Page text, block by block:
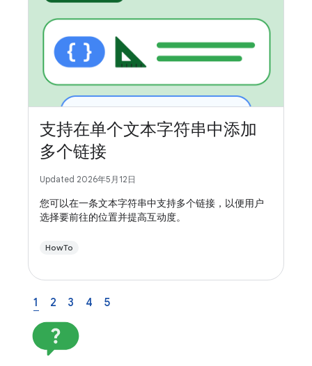
支持在单个文本字符串中添加
多个链接
Updated 2026年5月12日
您可以在一条文本字符串中支持多个链接，以便用户
选择要前往的位置并提高互动度。
HowTo
1 2 3 4 5